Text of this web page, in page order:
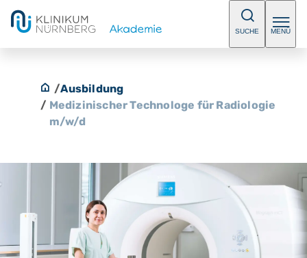
SUCHE MENÜ
/Ausbildung
/ Medizinischer Technologe für Radiologie
m/w/d